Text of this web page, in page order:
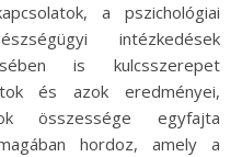
a pszichológiai
intézkedések
is kulcsszerepet
és azok eredményei,
összessége egyfajta
hordoz, amely a